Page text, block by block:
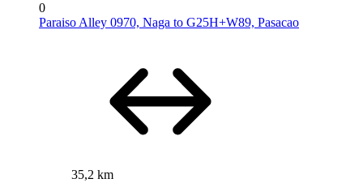
0
Paraiso Alley 0970, Naga to G25H+W89, Pasacao
35,2 km